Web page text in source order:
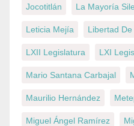
Jocotitlán La Mayoría
Leticia Mejía Libertad
LXII Legislatura LXI
Mario Santana Carbajal
Maurilio Hernández
Miguel Ángel Ramírez